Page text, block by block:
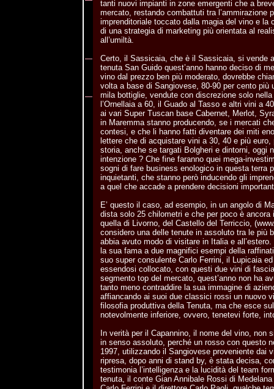
tanti nuovi impianti in zone emergenti che a
mercato, restando combattuti tra l’ammirazione
imprenditoriale toccato dalla magia del vino e la
di una strategia di marketing più orientata al
all’umiltà.
Certo, il Sassicaia, che è il Sassicaia, si vende
tenuta San Guido quest’anno hanno deciso di
vino dal prezzo ben più moderato, dovrebbe
volta a base di Sangiovese, 80-90 per cento più
mila bottiglie, vendute con discrezione solo
l’Ornellaia a 60, il Guado al Tasso e altri vini a
ai vari Super Tuscan base Cabernet, Merlot,
in Maremma stanno producendo, se i mercati
contesi, e che li hanno fatti diventare dei miti
lettere che di acquistare vini a 30, 40 e più
storia, anche se targati Bolgheri e dintorni, oggi
intenzione ? Che fine faranno quei mega-
sogni di fare business enologico in questa terra
inquietanti, che stanno però inducendo gli
a quel che accade a prendere decisioni
E’ questo il caso, ad esempio, in un angolo di
dista solo 25 chilometri e che per poco è
quella di Livorno, del Castello del Terriccio,
considero una delle tenute in assoluto tra le più
abbia avuto modo di visitare in Italia e
la sua fama a due magnifici esempi della
suo super consulente Carlo Ferrini, il Lupicaia
essendosi collocato, con questi due vini di
segmento top del mercato, quest’anno non ha
tanto meno contraddire la sua immagine di
affiancando ai suoi due classici rossi un nuovo
filosofia produttiva della Tenuta, ma che esce
notevolmente inferiore, ovvero, tenetevi forte,
In verità per il Capannino, il nome del vino, non
in senso assoluto, perché un rosso con questo
1997, utilizzando il Sangiovese proveniente dai
ripresa, dopo anni di stand by, è stata decisa,
testimonia l’intelligenza e la lucidità del team
tenuta, il conte Gian Annibale Rossi di